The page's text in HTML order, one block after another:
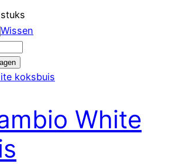
Wissen
White